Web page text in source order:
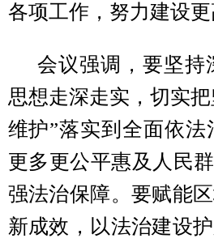
各项工作，努力建设
会议强调，要坚持
思想走深走实，切实
维护”落实到全面依
更多更公平惠及人民
强法治保障。要赋能
新成效，以法治建设